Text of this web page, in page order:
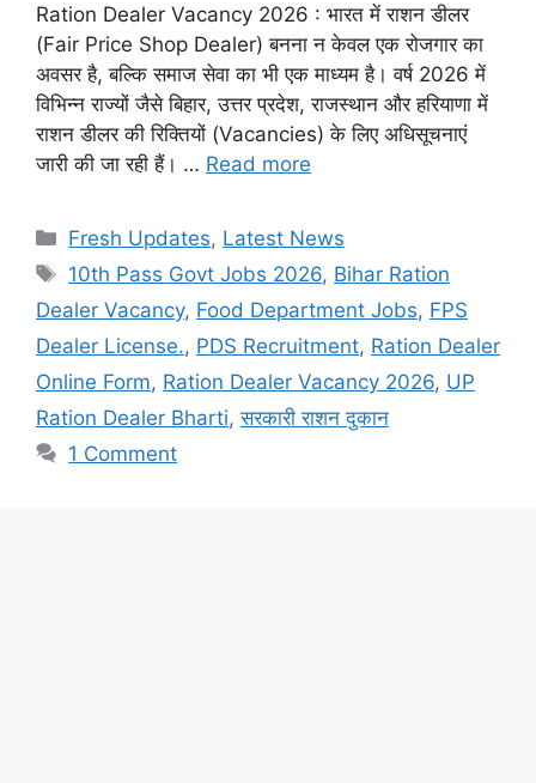
Ration Dealer Vacancy 2026 : भारत में राशन डीलर
(Fair Price Shop Dealer) बनना न केवल एक रोजगार का
अवसर है, बल्कि समाज सेवा का भी एक माध्यम है। वर्ष 2026 में
विभिन्न राज्यों जैसे बिहार, उत्तर प्रदेश, राजस्थान और हरियाणा में
राशन डीलर की रिक्तियों (Vacancies) के लिए अधिसूचनाएं
जारी की जा रही हैं। … Read more
Categories
Fresh Updates, Latest News
Tags
10th Pass Govt Jobs 2026, Bihar Ration
Dealer Vacancy, Food Department Jobs, FPS
Dealer License., PDS Recruitment, Ration Dealer
Online Form, Ration Dealer Vacancy 2026, UP
Ration Dealer Bharti,सरकारी राशन दुकान
1 Comment